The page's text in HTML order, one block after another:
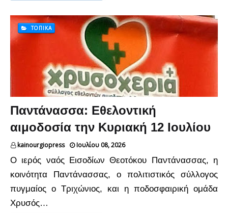
ΤΟΠΙΚΆ
Παντάνασσα: Εθελοντική
αιμοδοσία την Κυριακή 12 Ιουλίου
kainourgiopress Ιουλίου 08, 2026
Ο ιερός ναός Εισοδίων Θεοτόκου Παντάνασσας, η
κοινότητα Παντάνασσας, ο πολιτιστικός σύλλογος
πυγμαίος ο Τριχώνιος, και η ποδοσφαιρική ομάδα
Χρυσός…